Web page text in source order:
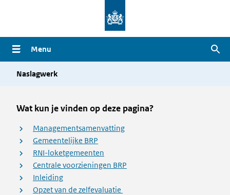
naar
de
inhoud
Menu
Naslagwerk
Wat kun je vinden op deze pagina?
Managementsamenvatting
Gemeentelijke BRP
RNI-loketgemeenten
Centrale voorzieningen BRP
Inleiding
Opzet van de zelfevaluatie